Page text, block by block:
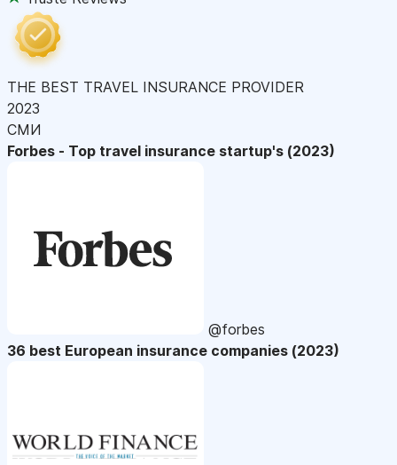
THE BEST TRAVEL INSURANCE PROVIDER
2023
СМИ
Forbes - Top travel insurance startup's (2023)
@forbes
36 best European insurance companies (2023)